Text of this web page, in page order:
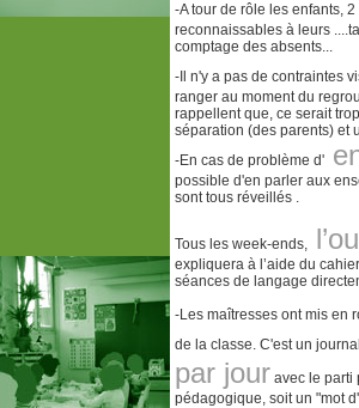
-A tour de rôle les enfants,
reconnaissables à leurs
comptage des absents...
-Il n'y a pas de contraintes
ranger au moment du
rappellent que, ce serait
séparation (des parents) et
-En cas de problème d'
possible d'en parler aux
sont tous réveillés .
Tous les week-ends,
expliquera à l’aide du
séances de langage
-Les maîtresses ont mis en
de la classe. C'est un
par jour avec le parti
pédagogique, soit un "mot